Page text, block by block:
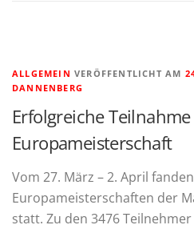
ALLGEMEIN VERÖFFENTLICHT AM
DANNENBERG
Erfolgreiche
Europameisterschaft
Vom 27. März – 2. April
Europameisterschaften der
statt. Zu den 3476